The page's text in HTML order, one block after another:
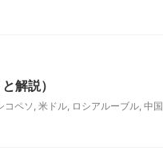
解説）
コペソ , 米ドル, ロシアルーブル, 中国